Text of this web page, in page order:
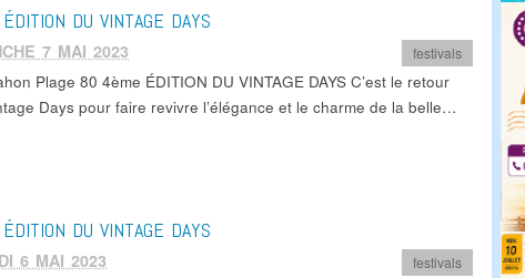
DU VINTAGE DAYS
7 MAI 2023 festivals
Plage 80 4ème ÉDITION DU VINTAGE DAYS C’est le retour
Days pour faire revivre l’élégance et le charme de la belle…
DU VINTAGE DAYS
6 MAI 2023 festivals